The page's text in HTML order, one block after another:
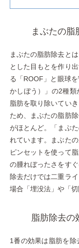
まぶたの脂
まぶたの脂肪除去と
とした目もとを作り
る「ROOF」と眼球
かしぼう）」の2種類
脂肪を取り除いてい
ため、まぶたの脂肪
がほとんど。「まぶ
れています。まぶた
ピンセットを使って
の腫れぼったさをす
除去だけでは二重ラ
場合「埋没法」や「
脂肪除去の
1番の効果は脂肪を